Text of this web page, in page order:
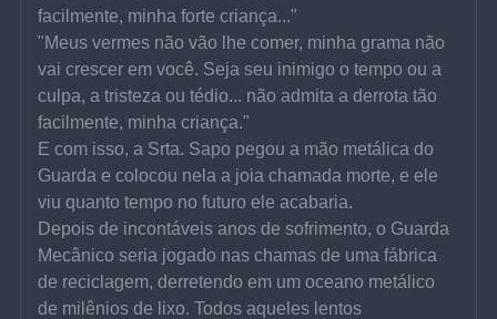
facilmente, minha forte criança..."
"Meus vermes não vão lhe comer, minha grama não
vai crescer em você. Seja seu inimigo o tempo ou a
culpa, a tristeza ou tédio... não admita a derrota tão
facilmente, minha criança."
E com isso, a Srta. Sapo pegou a mão metálica do
Guarda e colocou nela a joia chamada morte, e ele
viu quanto tempo no futuro ele acabaria.
Depois de incontáveis anos de sofrimento, o Guarda
Mecânico seria jogado nas chamas de uma fábrica
de reciclagem, derretendo em um oceano metálico
de milênios de lixo. Todos aqueles lentos